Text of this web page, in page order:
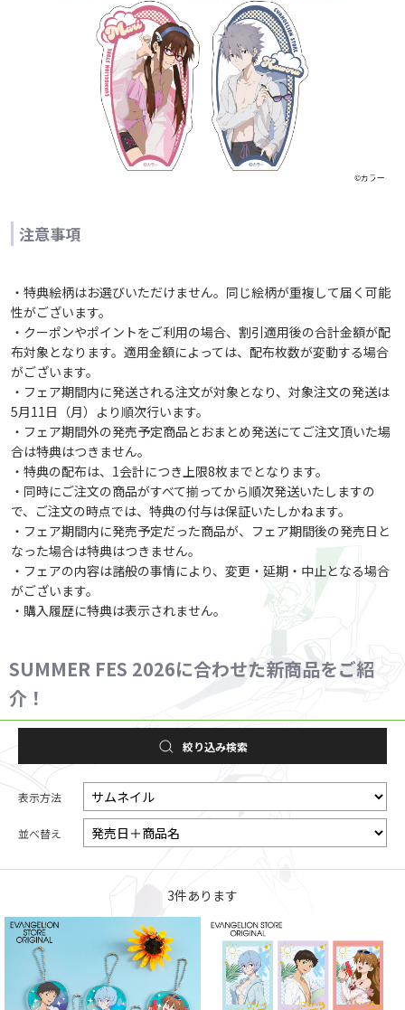
注意事項
・特典絵柄はお選びいただけません。同じ絵柄が重複して届く可能
性がございます。
・クーポンやポイントをご利用の場合、割引適用後の合計金額が配
布対象となります。適用金額によっては、配布枚数が変動する場合
がございます。
・フェア期間内に発送される注文が対象となり、対象注文の発送は
5月11日（月）より順次行います。
・フェア期間外の発売予定商品とおまとめ発送にてご注文頂いた場
合は特典はつきません。
・特典の配布は、1会計につき上限8枚までとなります。
・同時にご注文の商品がすべて揃ってから順次発送いたしますの
で、ご注文の時点では、特典の付与は保証いたしかねます。
・フェア期間内に発売予定だった商品が、フェア期間後の発売日と
なった場合は特典はつきません。
・フェアの内容は諸般の事情により、変更・延期・中止となる場合
がございます。
・購入履歴に特典は表示されません。
SUMMER FES 2026に合わせた新商品をご紹
介！
絞り込み検索
表示方法
並べ替え
3件あります